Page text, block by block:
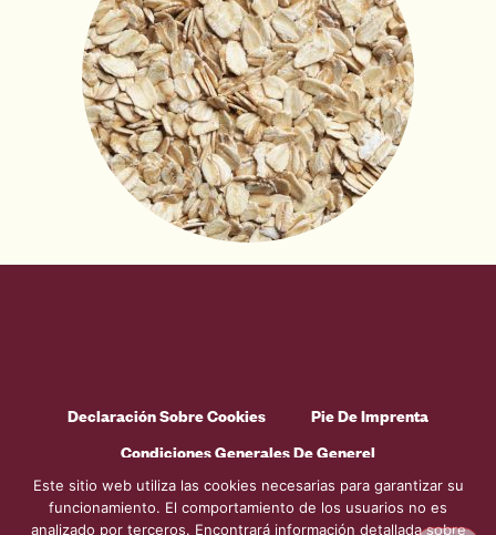
Declaración Sobre Cookies
Pie De Imprenta
Condiciones Generales De Generel
Código De Conducta
Política De Privacidad
Este sitio web utiliza las cookies necesarias para garantizar su
funcionamiento. El comportamiento de los usuarios no es
analizado por terceros. Encontrará información detallada sobre